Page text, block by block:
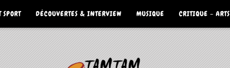
DÉCOUVERTES & INTERVIEW MUSIQUE CRITIQUE – ARTS